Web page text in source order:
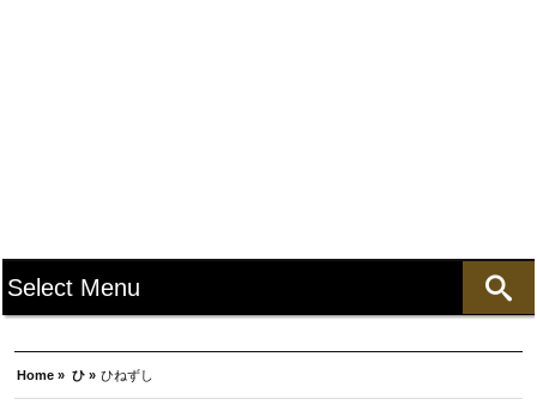
Home » ひ » ひねずし